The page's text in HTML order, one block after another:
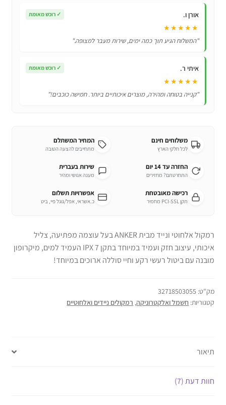
סוללה
אורן ו. ✓ רוכש מאומת
★★★★★
"המשלוח הגיע תוך כמה ימים, שירות מעבר למצופה."
איתי ר. ✓ רוכש מאומת
★★★★★
"קנייה בטוחה ומהירה, מוצרים איכותיים ביותר. חמישה כוכבים!"
משלוחים חינם
לכל חלקי הארץ
המחיר המשתלם
מתחייבים להצעה הטובה
החזרה עד 14 יום
התחרטתם? מחזירים
שירות בעברית
מענה אנושי ומהיר
רכישה מאובטחת
תקן PCI-SSL מחמיר
אפשרויות תשלום
כ.אשראי, אפל/גוגל פיי, ביט
רמקול אלחוטי ונייד מבית ANKER בעל עוצמה מפתיעה, צליל
איכותי, עיצוב חזק ועמיד במיוחד בתקן 7 IPX העמיד למים, מיקרופון
מובנה עם ביטול רעשי רקע וחיי סוללה ארוכים במיוחד!
מק"ט: 32718503055
קטגוריות: חשמל ואלקטרוניקה, רמקולים ניידים ואלחוטיים
תיאור
חוות דעת (7)